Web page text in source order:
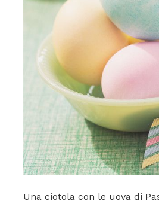
Una ciotola con le uova di